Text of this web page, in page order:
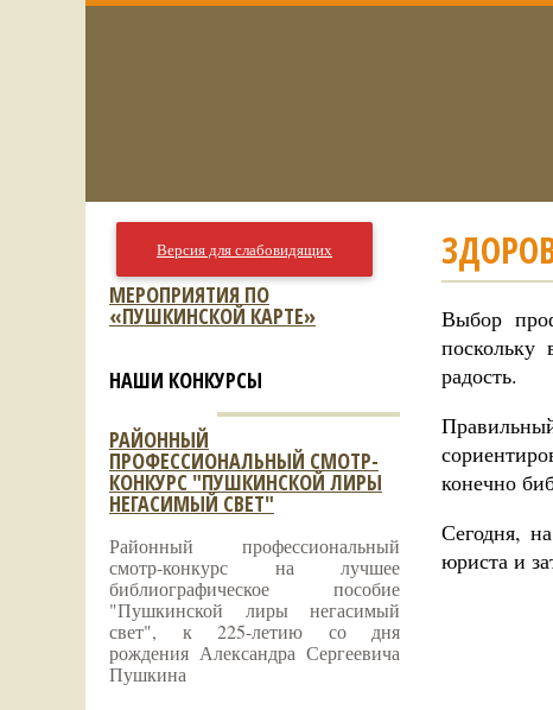
Выбор
поскольку
радость.
конечно
Сегодня,
юриста и
Версия для слабовидящих
МЕРОПРИЯТИЯ ПО
«ПУШКИНСКОЙ КАРТЕ»
НАШИ КОНКУРСЫ
РАЙОННЫЙ
ПРОФЕССИОНАЛЬНЫЙ СМОТР-
КОНКУРС "ПУШКИНСКОЙ ЛИРЫ
НЕГАСИМЫЙ СВЕТ"
Районный профессиональный
смотр-конкурс на лучшее
библиографическое пособие
"Пушкинской лиры негасимый
свет", к 225-летию со дня
рождения Александра Сергеевича
Пушкина